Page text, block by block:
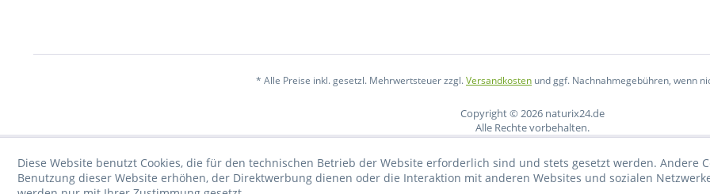
* Alle Preise inkl. gesetzl. Mehrwertsteuer zzgl.Versandkosten und ggf. Nachnahmegebühren, wenn
Copyright © 2026 naturix24.de
Alle Rechte vorbehalten.
Diese Website benutzt Cookies, die für den technischen Betrieb der Website erforderlich sind und stets gesetzt werden. Andere
Benutzung dieser Website erhöhen, der Direktwerbung dienen oder die Interaktion mit anderen Websites und sozialen